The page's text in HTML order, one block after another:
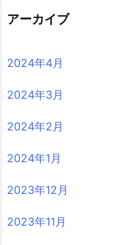
アーカイブ
2024年4月
2024年3月
2024年2月
2024年1月
2023年12月
2023年11月